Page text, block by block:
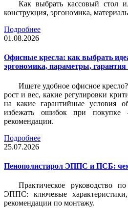
Как выбрать кассовый стол
конструкция, эргономика,
Подробнее
01.08.2026
Офисные кресла: как выбрать
эргономика, параметры, гарантия
Ищете удобное офисное
рост и вес, какие регулировки
на какие гарантийные условия
избежать ошибок при покупке
рекомендации.
Подробнее
25.07.2026
Пенополистирол ЭППС и ПСБ:
Практическое
ЭППС: ключевые
рекомендации по монтажу.